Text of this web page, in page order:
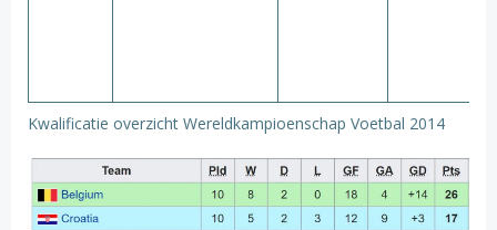
Kwalificatie overzicht Wereldkampioenschap Voetbal 2014